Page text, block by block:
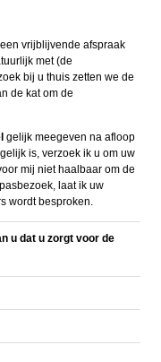
vrijblijvende afspraak
met (de
bij u thuis zetten we de
de kat om de
gelijk meegeven na afloop
is, verzoek ik u om uw
mij niet haalbaar om de
laat ik uw
wordt besproken.
u dat u zorgt voor de